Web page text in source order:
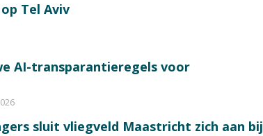
Tel Aviv
AI-transparantieregels voor
sluit vliegveld Maastricht zich aan bij